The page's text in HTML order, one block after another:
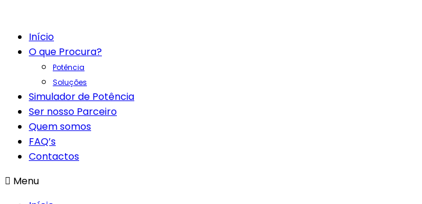
Início
O que Procura?
Potência
Soluções
Simulador de Potência
Ser nosso Parceiro
Quem somos
FAQ’s
Contactos
Menu